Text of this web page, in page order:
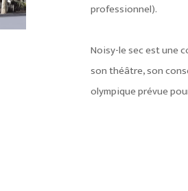
professionnel).
Noisy-le sec est une
son théâtre, son
olympique prévue